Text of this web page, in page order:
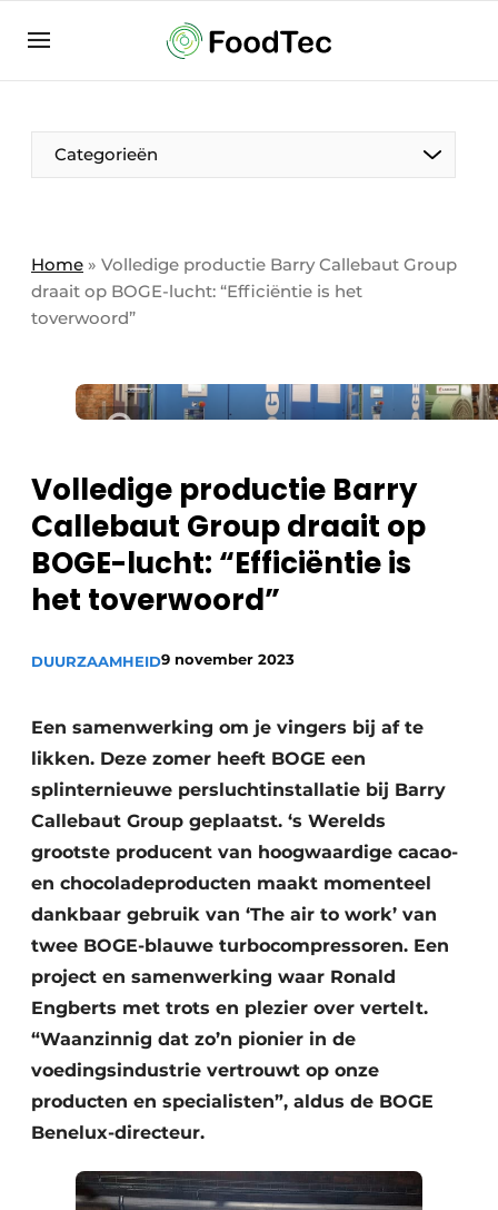
Bedrijven
Bedrijven
Direct contact
Eigen content aanleveren
Meest gelezen
Podcasts
Privacy / Cookie statement
Vacature aanmelden
Vacatures
Categorieën
Home » Volledige productie Barry Callebaut Group
draait op BOGE-lucht: “Efficiëntie is het
toverwoord”
Volledige productie Barry
Callebaut Group draait op
BOGE-lucht: “Efficiëntie is
het toverwoord”
DUURZAAMHEID9 november 2023
Een samenwerking om je vingers bij af te
likken. Deze zomer heeft BOGE een
splinternieuwe persluchtinstallatie bij Barry
Callebaut Group geplaatst. ‘s Werelds
grootste producent van hoogwaardige cacao-
en chocoladeproducten maakt momenteel
dankbaar gebruik van ‘The air to work’ van
twee BOGE-blauwe turbocompressoren. Een
project en samenwerking waar Ronald
Engberts met trots en plezier over vertelt.
“Waanzinnig dat zo’n pionier in de
voedingsindustrie vertrouwt op onze
producten en specialisten”, aldus de BOGE
Benelux-directeur.